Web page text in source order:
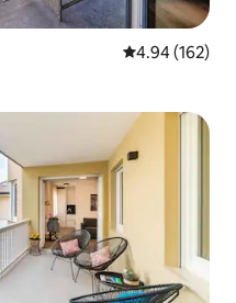
Meánrátáil
4.94 (162)